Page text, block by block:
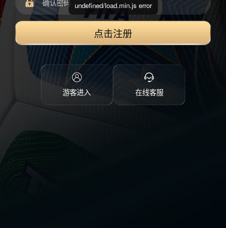
点击注册
游客进入 在线客服
undefined/load.min.js error